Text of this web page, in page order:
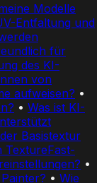
Modelle
Entfaltung und
für
des KI-
von
aufweisen? •
• Was ist KI-
Basistextur
TextureFast-
•
• Wie